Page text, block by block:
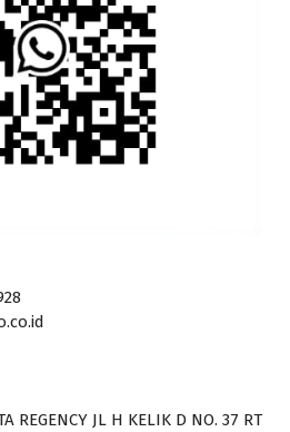
REGENCY JL H KELIK D NO. 37 RT